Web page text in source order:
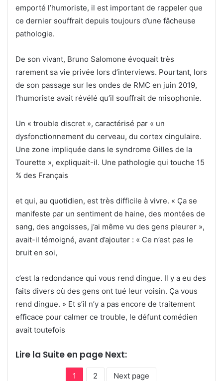
emporté l’humoriste, il est important de rappeler que
ce dernier souffrait depuis toujours d’une fâcheuse
pathologie.
De son vivant, Bruno Salomone évoquait très
rarement sa vie privée lors d’interviews. Pourtant, lors
de son passage sur les ondes de RMC en juin 2019,
l’humoriste avait révélé qu’il souffrait de misophonie.
Un « trouble discret », caractérisé par « un
dysfonctionnement du cerveau, du cortex cingulaire.
Une zone impliquée dans le syndrome Gilles de la
Tourette », expliquait-il. Une pathologie qui touche 15
% des Français
et qui, au quotidien, est très difficile à vivre. « Ça se
manifeste par un sentiment de haine, des montées de
sang, des angoisses, j’ai même vu des gens pleurer »,
avait-il témoigné, avant d’ajouter : « Ce n’est pas le
bruit en soi,
c’est la redondance qui vous rend dingue. Il y a eu des
faits divers où des gens ont tué leur voisin. Ça vous
rend dingue. » Et s’il n’y a pas encore de traitement
efficace pour calmer ce trouble, le défunt comédien
avait toutefois
Lire la Suite en page Next:
1 2 Next page